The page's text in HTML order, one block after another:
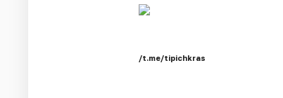
/t.me/tipichkras